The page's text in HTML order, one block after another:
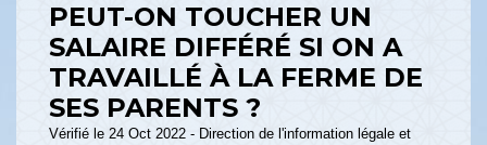
PEUT-ON TOUCHER UN
SALAIRE DIFFÉRÉ SI ON A
TRAVAILLÉ À LA FERME DE
SES PARENTS ?
Vérifié le 24 Oct 2022 - Direction de l'information légale et